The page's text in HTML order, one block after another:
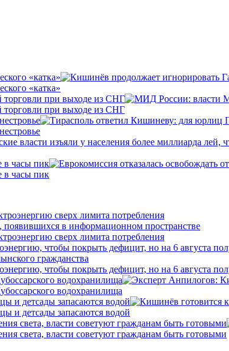
«катка»
«катка»
торговли при выходе из СНГ
торговли при выходе из СНГ
в часы пик
в часы пик
сверх лимита потребления
сверх лимита потребления
чтобы покрыть дефицит, но на 6 августа
чтобы покрыть дефицит, но на 6 августа
водохранилища
водохранилища
и детсады запасаются водой
и детсады запасаются водой
света, власти советуют гражданам быть готовыми
света, власти советуют гражданам быть готовыми